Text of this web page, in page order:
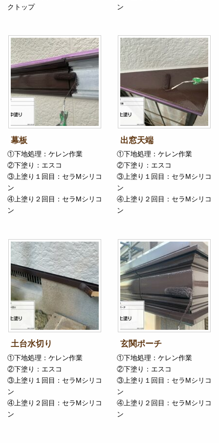
クトップ
ン
幕板
①下地処理：ケレン作業
②下塗り：エスコ
③上塗り１回目：セラMシリコ
ン
④上塗り２回目：セラMシリコ
ン
出窓天端
①下地処理：ケレン作業
②下塗り：エスコ
③上塗り１回目：セラMシリコ
ン
④上塗り２回目：セラMシリコ
ン
土台水切り
①下地処理：ケレン作業
②下塗り：エスコ
③上塗り１回目：セラMシリコ
ン
④上塗り２回目：セラMシリコ
ン
玄関ポーチ
①下地処理：ケレン作業
②下塗り：エスコ
③上塗り１回目：セラMシリコ
ン
④上塗り２回目：セラMシリコ
ン